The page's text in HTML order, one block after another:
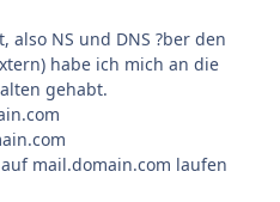
also NS und DNS ?ber den
habe ich mich an die
gehabt.
mail.domain.com laufen